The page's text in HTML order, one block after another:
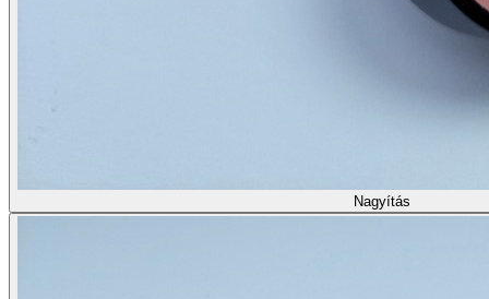
Nagyítás